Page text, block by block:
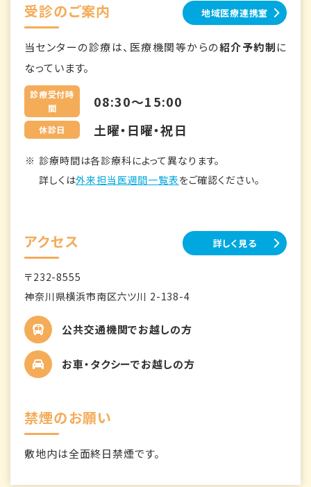
受診のご案内 地域医療連携室
当センターの診療は、医療機関等からの紹介予約制に
なっています。
診療受付時
間
08:30～15:00
休診日 土曜・日曜・祝日
診療時間は各診療科によって異なります。
詳しくは外来担当医週間一覧表をご確認ください。
アクセス 詳しく見る
〒232-8555
神奈川県横浜市南区六ツ川 2-138-4
公共交通機関でお越しの方
お車・タクシーでお越しの方
禁煙のお願い
敷地内は全面終日禁煙です。